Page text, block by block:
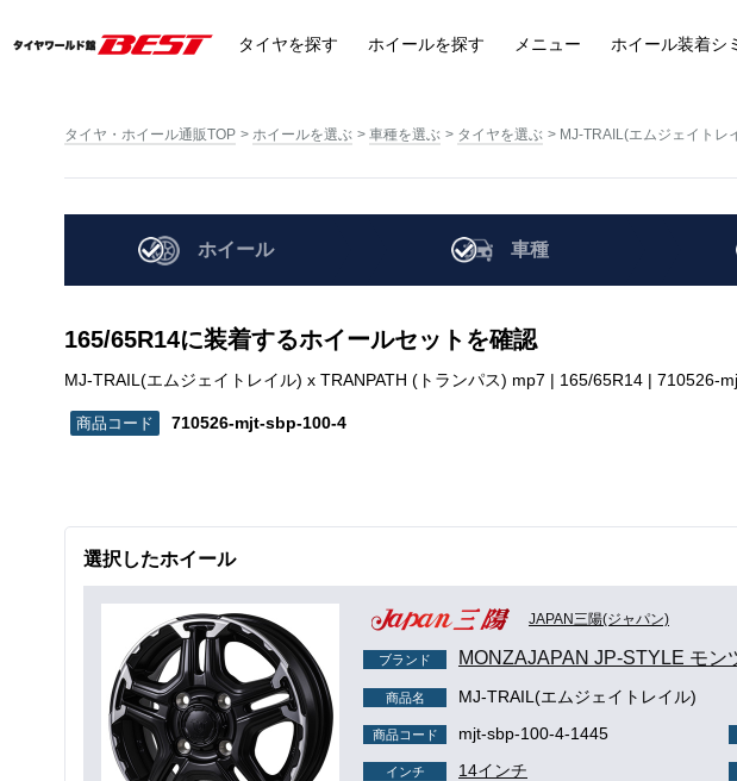
タイヤを探す ホイールを探す メニュー ホイール装着シ
タイヤ・ホイール通販TOP ホイールを選ぶ 車種を選ぶ タイヤを選ぶ MJ-TRAIL(エムジェイトレ
ホイール 車種
165/65R14に装着するホイールセットを確認
MJ-TRAIL(エムジェイトレイル) x TRANPATH (トランパス) mp7 | 165/65R14 | 710526-
710526-mjt-sbp-100-4
選択したホイール
JAPAN三陽(ジャパン)
ブランド MONZAJAPAN JP-STYLE モ
商品名 MJ-TRAIL(エムジェイトレイル)
商品コード mjt-sbp-100-4-1445
インチ 14インチ